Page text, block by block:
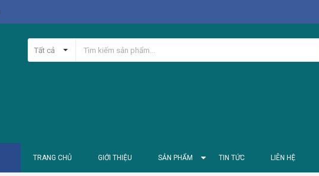
Tất cả
TRANG CHỦ GIỚI THIỆU SẢN PHẨM TIN TỨC LIÊN HỆ